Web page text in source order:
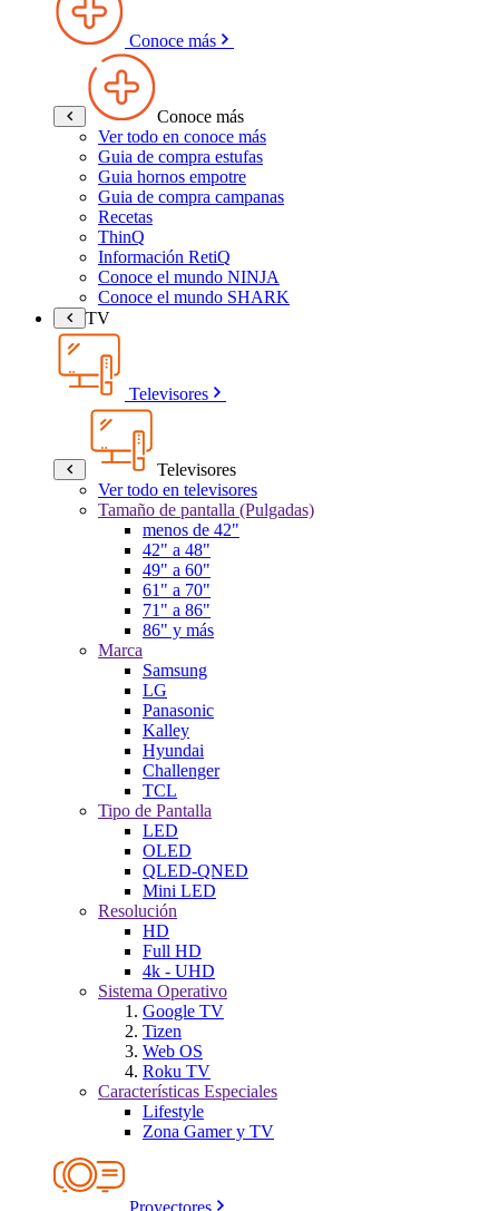
Conoce más
Conoce más
Ver todo en conoce más
Guia de compra estufas
Guia hornos empotre
Guia de compra campanas
Recetas
ThinQ
Información RetiQ
Conoce el mundo NINJA
Conoce el mundo SHARK
TV
Televisores
Televisores
Ver todo en televisores
Tamaño de pantalla (Pulgadas)
menos de 42"
42" a 48"
49" a 60"
61" a 70"
71" a 86"
86" y más
Marca
Samsung
LG
Panasonic
Kalley
Hyundai
Challenger
TCL
Tipo de Pantalla
LED
OLED
QLED-QNED
Mini LED
Resolución
HD
Full HD
4k - UHD
Sistema Operativo
Google TV
Tizen
Web OS
Roku TV
Características Especiales
Lifestyle
Zona Gamer y TV
Proyectores